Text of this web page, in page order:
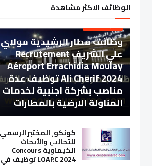
الوظائف الاكثر مشاهدة
الشركات الخاصة
وظائف مطار الرشيدية مولاي
علي الشريف Recrutement
Aéroport Errachidia Moulay
Ali Cherif 2024 توظيف عدة
مناصب بشركة اجنبية لخدمات
المناولة الارضية بالمطارات
كونكور المختبر الرسمي
للتحاليل والأبحاث
الكيماوية Concours
LOARC 2024 توظيف في